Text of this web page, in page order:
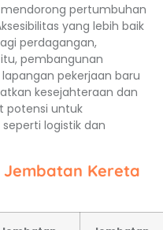
pertumbuhan
yang lebih baik
perdagangan,
pembangunan
pekerjaan baru
kesejahteraan dan
potensi untuk
logistik dan
Kereta